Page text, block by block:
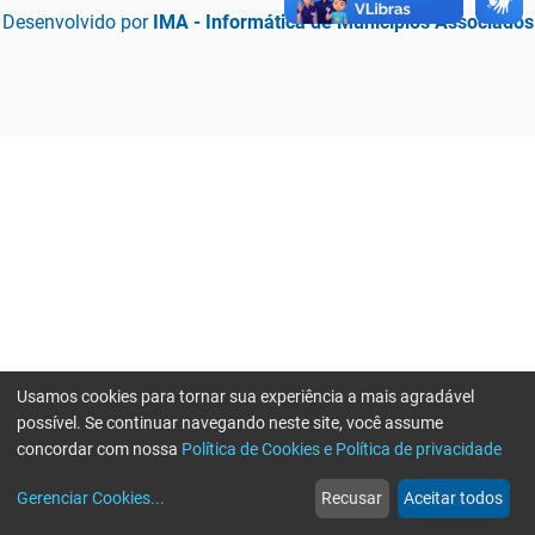
Desenvolvido por IMA - Informática de Municípios Associados
web
Notícias
more_horiz
Mais
Usamos cookies para tornar sua experiência a mais agradável
possível. Se continuar navegando neste site, você assume
concordar com nossa Política de Cookies e Política de privacidade
Gerenciar Cookies... Recusar Aceitar todos
Erro ao enviar informações, por favor tente novamente